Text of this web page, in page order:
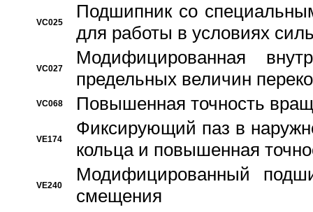
VC025
Подшипник со
для работы в условиях
VC027
Модифицированная
предельных величин
VC068 Повышенная точность
VE174
Фиксирующий паз в
кольца и повышенная
VE240
Модифицированный
смещения